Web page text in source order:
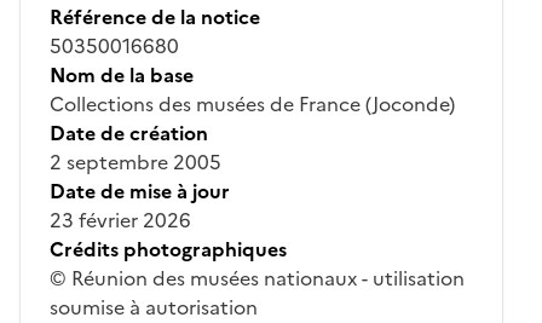
Référence de la notice
50350016680
Nom de la base
Collections des musées de France (Joconde)
Date de création
2 septembre 2005
Date de mise à jour
23 février 2026
Crédits photographiques
© Réunion des musées nationaux - utilisation
soumise à autorisation